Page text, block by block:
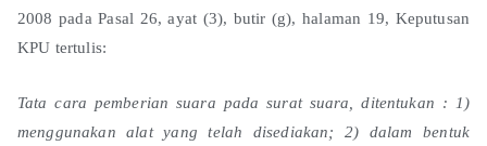
2008 pada Pasal 26, ayat (3), butir (g), halaman 19, Keputusan
KPU tertulis:
Tata cara pemberian suara pada surat suara, ditentukan : 1)
menggunakan alat yang telah disediakan; 2) dalam bentuk